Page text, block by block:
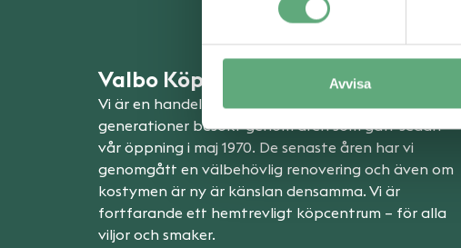
Avvisa
Valbo Köpcentrum
Vi är en handelsplats som människor i flera
generationer besökt genom åren som gått sedan
vår öppning i maj 1970. De senaste åren har vi
genomgått en välbehövlig renovering och även om
kostymen är ny är känslan densamma. Vi är
fortfarande ett hemtrevligt köpcentrum – för alla
viljor och smaker.